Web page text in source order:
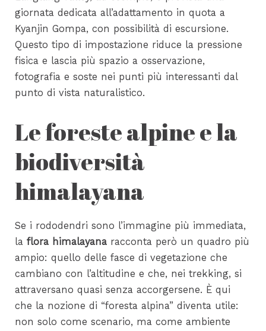
giornata dedicata all’adattamento in quota a
Kyanjin Gompa, con possibilità di escursione.
Questo tipo di impostazione riduce la pressione
fisica e lascia più spazio a osservazione,
fotografia e soste nei punti più interessanti dal
punto di vista naturalistico.
Le foreste alpine e la
biodiversità
himalayana
Se i rododendri sono l’immagine più immediata,
laflora himalayana racconta però un quadro più
ampio: quello delle fasce di vegetazione che
cambiano con l’altitudine e che, nei trekking, si
attraversano quasi senza accorgersene. È qui
che la nozione di “foresta alpina” diventa utile:
non solo come scenario, ma come ambiente